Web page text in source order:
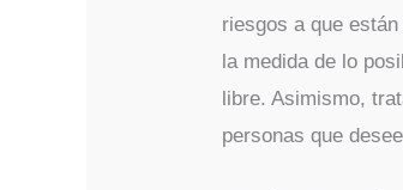
riesgos a que
la medida de lo
libre. Asimismo,
personas que